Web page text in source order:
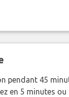
pendant 45
en 5 minutes ou